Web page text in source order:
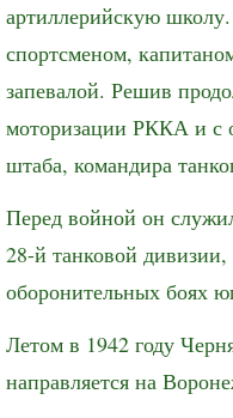
артиллерийскую
спортсменом,
запевалой. Решив
моторизации РККА и с
штаба, командира
Перед войной он
28-й танковой
оборонительных боях
Летом в 1942 году
направляется на